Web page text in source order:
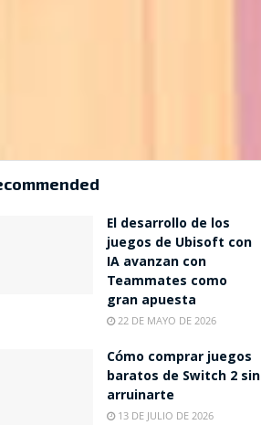
El desarrollo de los
juegos de Ubisoft con
IA avanzan con
Teammates como
gran apuesta
22 DE MAYO DE 2026
Cómo comprar juegos
baratos de Switch 2 sin
arruinarte
13 DE JULIO DE 2026